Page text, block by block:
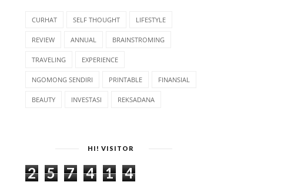
CURHAT SELF THOUGHT LIFESTYLE
REVIEW ANNUAL BRAINSTROMING
TRAVELING EXPERIENCE
NGOMONG SENDIRI PRINTABLE FINANSIAL
BEAUTY INVESTASI REKSADANA
HI! VISITOR
2 5 7 4 1 4